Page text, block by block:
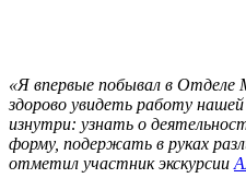
«Я впервые побывал в Отделе
здорово увидеть работу
изнутри: узнать о
форму, подержать в руках
отметил участник экскурсии